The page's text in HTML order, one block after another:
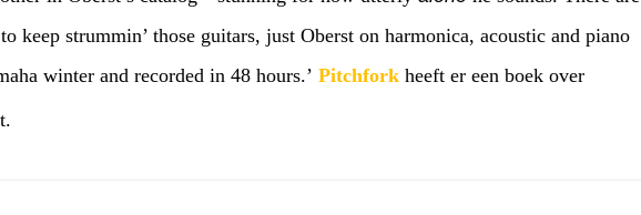
keep strummin’ those guitars, just Oberst on harmonica, acoustic and piano
winter and recorded in 48 hours.’ Pitchfork heeft er een boek over